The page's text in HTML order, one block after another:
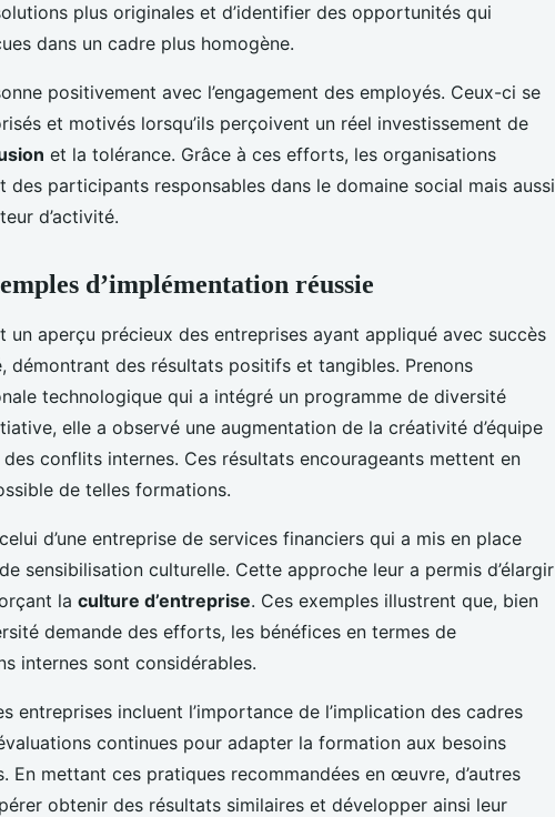
plus originales et d’identifier des opportunités qui
dans un cadre plus homogène.
positivement avec l’engagement des employés. Ceux-ci se
et motivés lorsqu’ils perçoivent un réel investissement de
et la tolérance. Grâce à ces efforts, les organisations
des participants responsables dans le domaine social mais aussi
d’activité.
d’implémentation réussie
un aperçu précieux des entreprises ayant appliqué avec succès
démontrant des résultats positifs et tangibles. Prenons
technologique qui a intégré un programme de diversité
elle a observé une augmentation de la créativité d’équipe
conflits internes. Ces résultats encourageants mettent en
de telles formations.
d’une entreprise de services financiers qui a mis en place
sensibilisation culturelle. Cette approche leur a permis d’élargir
la culture d’entreprise. Ces exemples illustrent que, bien
demande des efforts, les bénéfices en termes de
internes sont considérables.
entreprises incluent l’importance de l’implication des cadres
continues pour adapter la formation aux besoins
En mettant ces pratiques recommandées en œuvre, d’autres
obtenir des résultats similaires et développer ainsi leur